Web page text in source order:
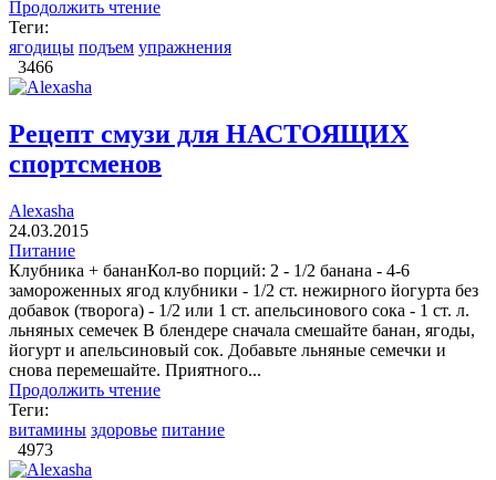
Продолжить чтение
Теги:
ягодицы подъем упражнения
3466
Рецепт смузи для НАСТОЯЩИХ
спортсменов
Alexasha
24.03.2015
Питание
Клубника + бананКол-во порций: 2 - 1/2 банана - 4-6
замороженных ягод клубники - 1/2 ст. нежирного йогурта без
добавок (творога) - 1/2 или 1 ст. апельсинового сока - 1 ст. л.
льняных семечек В блендере сначала смешайте банан, ягоды,
йогурт и апельсиновый сок. Добавьте льняные семечки и
снова перемешайте. Приятного...
Продолжить чтение
Теги:
витамины здоровье питание
4973